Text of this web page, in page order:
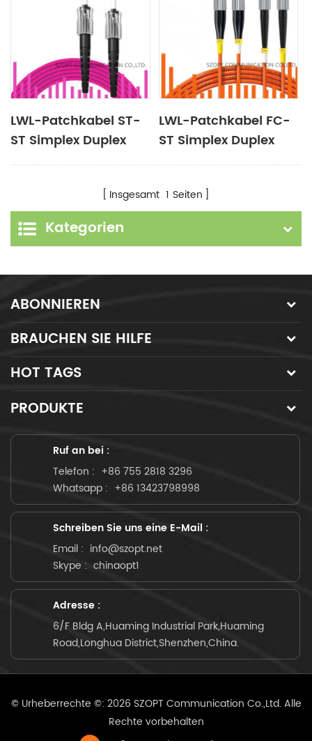
LWL-Patchkabel ST-
ST Simplex Duplex
Singlemode
LWL-Patchkabel FC-
ST Simplex Duplex
Singlemode MM OM3
Insgesamt 1 Seiten
Kategorien
ABONNIEREN
BRAUCHEN SIE HILFE
HOT TAGS
PRODUKTE
Ruf an bei :
Telefon : +86 755 2818 3296
Whatsapp : +86 13423798998
Schreiben Sie uns eine E-Mail :
Email : info@szopt.net
Skype : chinaopt1
Adresse :
6/F Bldg A,Huaming Industrial Park,Huaming
Road,Longhua District,Shenzhen,China.
© Urheberrechte ©: 2026 SZOPT Communication Co.,Ltd. Alle
Rechte vorbehalten